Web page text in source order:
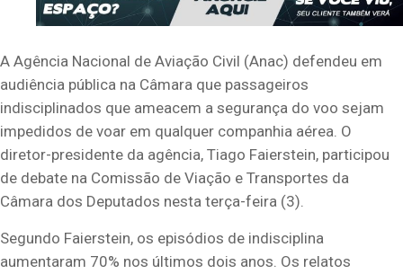
A Agência Nacional de Aviação Civil (Anac) defendeu em
audiência pública na Câmara que passageiros
indisciplinados que ameacem a segurança do voo sejam
impedidos de voar em qualquer companhia aérea. O
diretor-presidente da agência, Tiago Faierstein, participou
de debate na Comissão de Viação e Transportes da
Câmara dos Deputados nesta terça-feira (3).
Segundo Faierstein, os episódios de indisciplina
aumentaram 70% nos últimos dois anos. Os relatos